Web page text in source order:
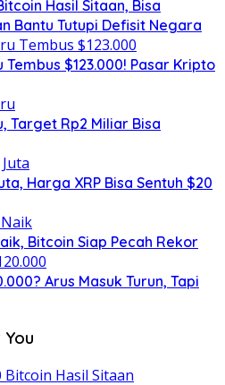
Hasil Sitaan, Bisa
Bantu Tutupi Defisit Negara
$123.000! Pasar Kripto
Target Rp2 Miliar Bisa
Harga XRP Bisa Sentuh $20
Bitcoin Siap Pecah Rekor
Arus Masuk Turun, Tapi